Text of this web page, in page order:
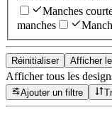
Manches
manches
Réinitialiser Afficher
Afficher tous les
Ajouter un filtre